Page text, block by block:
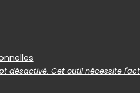
désactivé. Cet outil nécessite